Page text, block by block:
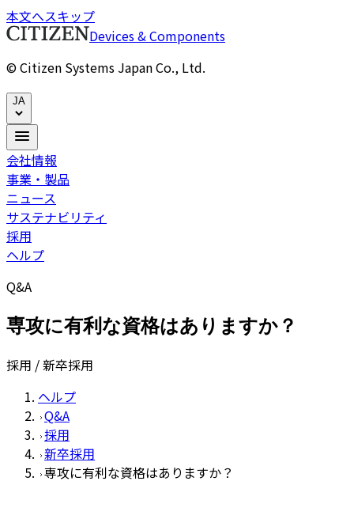
本文へスキップ
Devices & Components
© Citizen Systems Japan Co., Ltd.
JA
会社情報
事業・製品
ニュース
サステナビリティ
採用
ヘルプ
Q&A
専攻に有利な資格はありますか？
採用 / 新卒採用
ヘルプ
Q&A
採用
新卒採用
専攻に有利な資格はありますか？